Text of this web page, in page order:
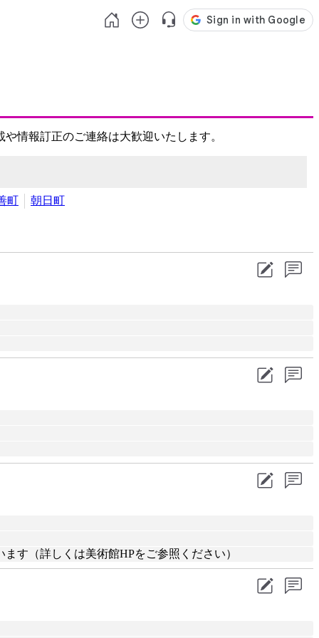
情報訂正のご連絡は大歓迎いたします。
町 朝日町
す（詳しくは美術館HPをご参照ください）